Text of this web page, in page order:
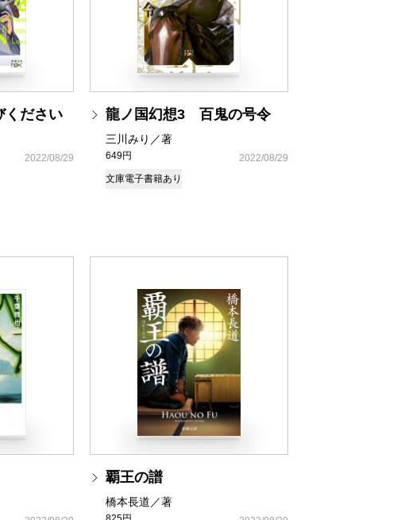
ください
2022/08/29
龍ノ国幻想3 百鬼の号令
三川みり／著
649円
2022/08/29
文庫電子書籍あり
覇王の譜
橋本長道／著